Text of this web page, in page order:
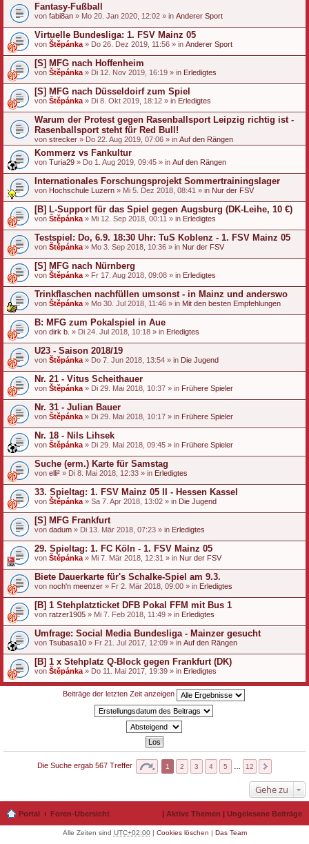
Fantasy-Fußball
von fabi8an » Mo 20. Jan 2020, 12:02 » in Anderer Sport
Virtuelle Bundesliga: 1. FSV Mainz 05
von Štěpánka » Do 26. Dez 2019, 11:56 » in Anderer Sport
[S] MFG nach Hoffenheim
von Štěpánka » Di 12. Nov 2019, 16:19 » in Erledigtes
[S] MFG nach Düsseldoirf zum Spiel
von Štěpánka » Di 8. Okt 2019, 18:12 » in Erledigtes
Warum der Protest gegen Rasenballsport Leipzig richtig ist -
Rasenballsport steht für Red Bull!
von strecker » Do 22. Aug 2019, 07:06 » in Auf den Rängen
Kommerz vs Fankultur
von Turia29 » Do 1. Aug 2019, 09:45 » in Auf den Rängen
Internationales Forschungsprojekt Sommertrainingslager
von Hochschule Luzern » Mi 5. Dez 2018, 08:41 » in Nur der FSV
[B] L-Support für das Spiel gegen Augsburg (DK-Leihe, 10 €)
von Štěpánka » Mi 12. Sep 2018, 00:11 » in Erledigtes
Testspiel: Do, 6.9. 18:30 Uhr: TuS Koblenz - 1. FSV Mainz 05
von Štěpánka » Mo 3. Sep 2018, 10:36 » in Nur der FSV
[S] MFG nach Nürnberg
von Štěpánka » Fr 17. Aug 2018, 09:08 » in Erledigtes
Trinkflaschen nachfüllen umsonst - in Mainz und anderswo
von Štěpánka » Mo 30. Jul 2018, 11:46 » in Mit den besten Empfehlungen
B: MFG zum Pokalspiel in Aue
von dirk b. » Di 24. Jul 2018, 10:18 » in Erledigtes
U23 - Saison 2018/19
von Štěpánka » Do 7. Jun 2018, 13:54 » in Die Jugend
Nr. 21 - Vitus Scheithauer
von Štěpánka » Di 29. Mai 2018, 10:37 » in Frühere Spieler
Nr. 31 - Julian Bauer
von Štěpánka » Di 29. Mai 2018, 10:17 » in Frühere Spieler
Nr. 18 - Nils Lihsek
von Štěpánka » Di 29. Mai 2018, 09:45 » in Frühere Spieler
Suche (erm.) Karte für Samstag
von elli² » Di 8. Mai 2018, 12:33 » in Erledigtes
33. Spieltag: 1. FSV Mainz 05 II - Hessen Kassel
von Štěpánka » Sa 7. Apr 2018, 13:02 » in Die Jugend
[S] MFG Frankfurt
von dadum » Di 13. Mär 2018, 07:23 » in Erledigtes
29. Spieltag: 1. FC Köln - 1. FSV Mainz 05
von Štěpánka » Mi 7. Mär 2018, 12:31 » in Nur der FSV
Biete Dauerkarte für's Schalke-Spiel am 9.3.
von noch'n meenzer » Fr 2. Mär 2018, 09:00 » in Erledigtes
[B] 1 Stehplatzticket DFB Pokal FFM mit Bus 1
von ratzer1905 » Mi 7. Feb 2018, 11:49 » in Erledigtes
Umfrage: Social Media Bundesliga - Mainzer gesucht
von Tsubasa10 » Fr 21. Jul 2017, 12:09 » in Auf den Rängen
[B] 1 x Stehplatz Q-Block gegen Frankfurt (DK)
von Štěpánka » Do 11. Mai 2017, 19:39 » in Erledigtes
Beiträge der letzten Zeit anzeigen
Die Suche ergab 567 Treffer 1 2 3 4 5 12
Gehe zu
Portal Foren-Übersicht | Aktive Themen | Ungelesene Beiträge
Alle Zeiten sind UTC+02:00| Cookies löschen | Das Team